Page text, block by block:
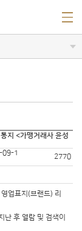
지 <가맹거래사 윤성
09-1
2770
업표지(브랜드) 리
난 후 열람 및 검색이